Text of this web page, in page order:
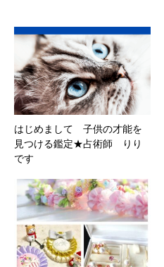
はじめまして 子供の才能を
見つける鑑定★占術師 りり
です